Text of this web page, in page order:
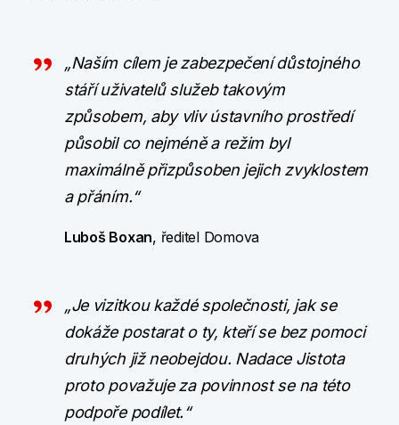
„Naším cílem je zabezpečení důstojného
stáří uživatelů služeb takovým
způsobem, aby vliv ústavního prostředí
působil co nejméně a režim byl
maximálně přizpůsoben jejich zvyklostem
a přáním.“
Luboš Boxan, ředitel Domova
„Je vizitkou každé společnosti, jak se
dokáže postarat o ty, kteří se bez pomoci
druhých již neobejdou. Nadace Jistota
proto považuje za povinnost se na této
podpoře podílet.“